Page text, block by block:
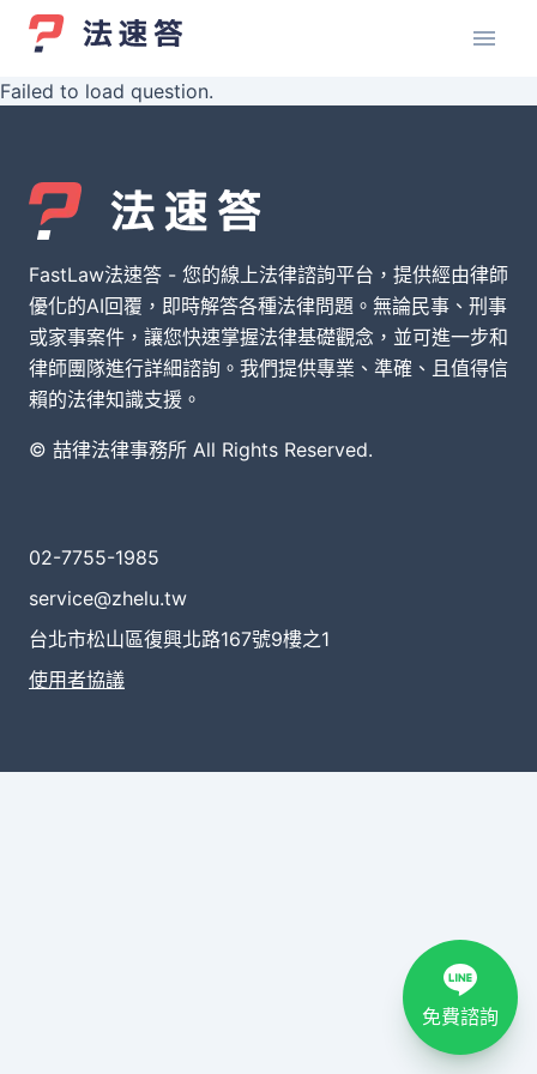
Failed to load question.
FastLaw法速答 - 您的線上法律諮詢平台，提供經由律師
優化的AI回覆，即時解答各種法律問題。無論民事、刑事
或家事案件，讓您快速掌握法律基礎觀念，並可進一步和
律師團隊進行詳細諮詢。我們提供專業、準確、且值得信
賴的法律知識支援。
© 喆律法律事務所 All Rights Reserved.
02-7755-1985
service@zhelu.tw
台北市松山區復興北路167號9樓之1
使用者協議
免費諮詢